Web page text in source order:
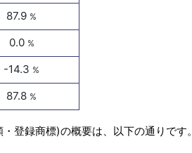
87.9 %
0.0 %
-14.3 %
87.8 %
登録商標)の概要は、以下の通りです